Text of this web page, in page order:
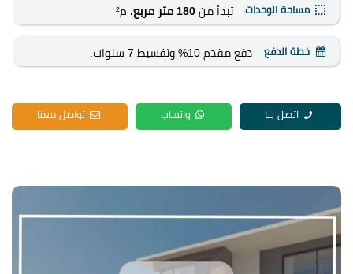
مساحة الوحدات تبدأ من 180 متر مربع. م²
خطة الدفع دفع مقدم 10% وتقسيط 7 سنوات.
اتصل بنا واتساب تواصل معنا